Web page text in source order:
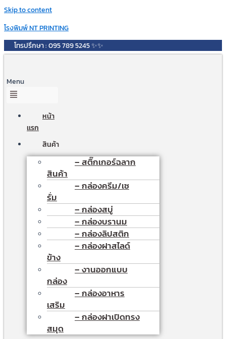
Skip to content
โรงพิมพ์ NT PRINTING
โทรปรึกษา : 095 789 5245 ✨✨
Menu
หน้า
เเรก
สินค้า
– สติ๊กเกอร์ฉลาก
สินค้า
– กล่องครีม/เซ
รั่ม
– กล่องสบู่
– กล่องบรานม
– กล่องลิปสติก
– กล่องฝาสไลด์
ข้าง
– งานออกแบบ
กล่อง
– กล่องอาหาร
เสริม
– กล่องฝาเปิดทรง
สมุด